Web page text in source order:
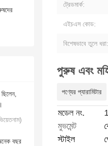
বছর
ট্রেডমার্ক:
এইচএস কোড:
বিশেষভাবে তুলে ধরা:
পুরুষ এবং
পণ্যের প্যারামিটার
মডেল নং.
মুভমেন্ট
স্টাইল